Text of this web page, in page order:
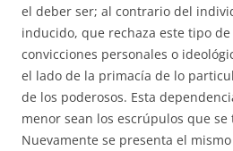
el deber ser; al contrario del
inducido, que rechaza este tipo
convicciones personales o
el lado de la primacía de lo
de los poderosos. Esta
menor sean los escrúpulos que se
Nuevamente se presenta el